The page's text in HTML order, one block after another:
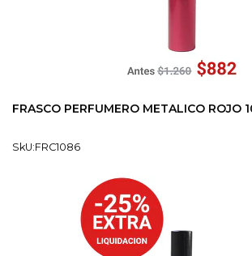
FRASCO PERFUMERO METALICO ROJO
SkU:FRC1086